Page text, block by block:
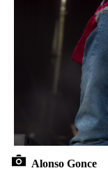
Alonso Gonce